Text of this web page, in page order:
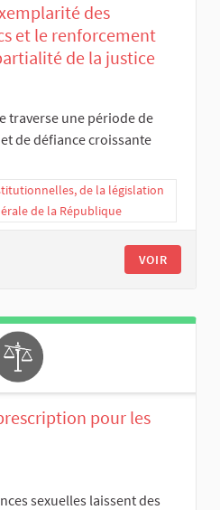
des
et le renforcement
de la justice
traverse une période de
de défiance croissante
de la législation
de la République
VOIR
pour les
sexuelles laissent des